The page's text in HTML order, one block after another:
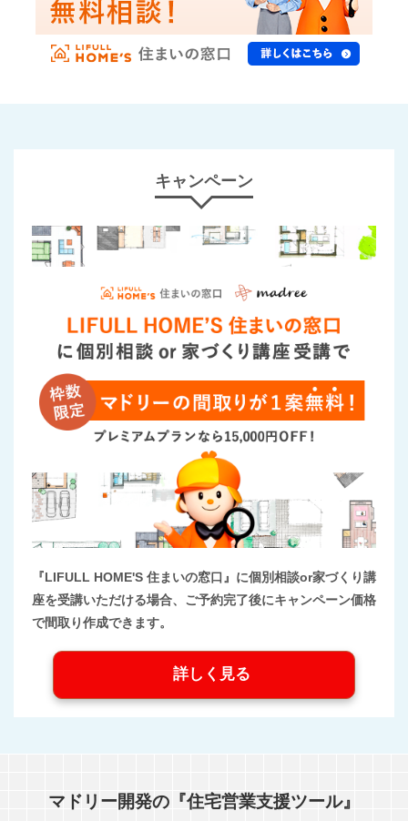
キャンペーン
『LIFULL HOME'S 住まいの窓口』に個別相談or家づくり講
座を受講いただける場合、ご予約完了後にキャンペーン価格
で間取り作成できます。
詳しく見る
マドリー開発の『住宅営業支援ツール』